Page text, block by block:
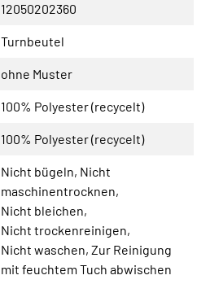
12050202360
Turnbeutel
ohne Muster
100% Polyester (recycelt)
100% Polyester (recycelt)
Nicht bügeln, Nicht
maschinentrocknen,
Nicht bleichen,
Nicht trockenreinigen,
Nicht waschen, Zur Reinigung
mit feuchtem Tuch abwischen